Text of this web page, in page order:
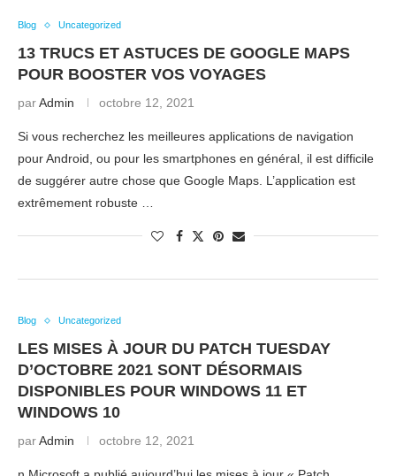
Blog Uncategorized
13 TRUCS ET ASTUCES DE GOOGLE MAPS
POUR BOOSTER VOS VOYAGES
parAdmin octobre 12, 2021
Si vous recherchez les meilleures applications de navigation
pour Android, ou pour les smartphones en général, il est difficile
de suggérer autre chose que Google Maps. L’application est
extrêmement robuste …
Blog Uncategorized
LES MISES À JOUR DU PATCH TUESDAY
D’OCTOBRE 2021 SONT DÉSORMAIS
DISPONIBLES POUR WINDOWS 11 ET
WINDOWS 10
parAdmin octobre 12, 2021